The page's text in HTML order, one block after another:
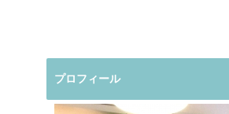
プロフィール